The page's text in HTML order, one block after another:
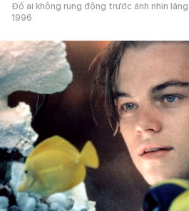
Đố ai không rung động trước ánh nhìn
1996